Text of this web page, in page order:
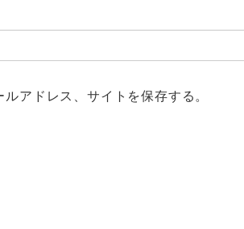
アドレス、サイトを保存する。